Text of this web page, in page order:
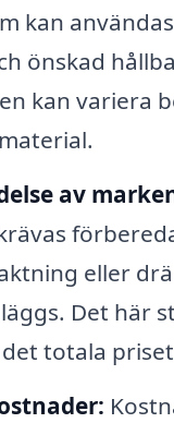
kan
önskad
kan variera
av
eller
Det här
totala